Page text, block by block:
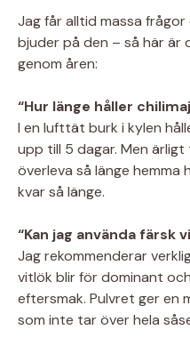
Jag får alltid massa frågor
bjuder på den – så här är
genom åren:
“Hur länge håller
I en lufttät burk i kylen
upp till 5 dagar. Men
överleva så länge
kvar så länge.
“Kan jag använda färsk
Jag rekommenderar
vitlök blir för dominant
eftersmak. Pulvret ger en
som inte tar över hela